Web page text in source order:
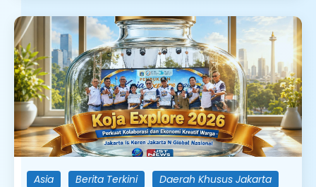
Asia Berita Terkini
Daerah Khusus Jakarta